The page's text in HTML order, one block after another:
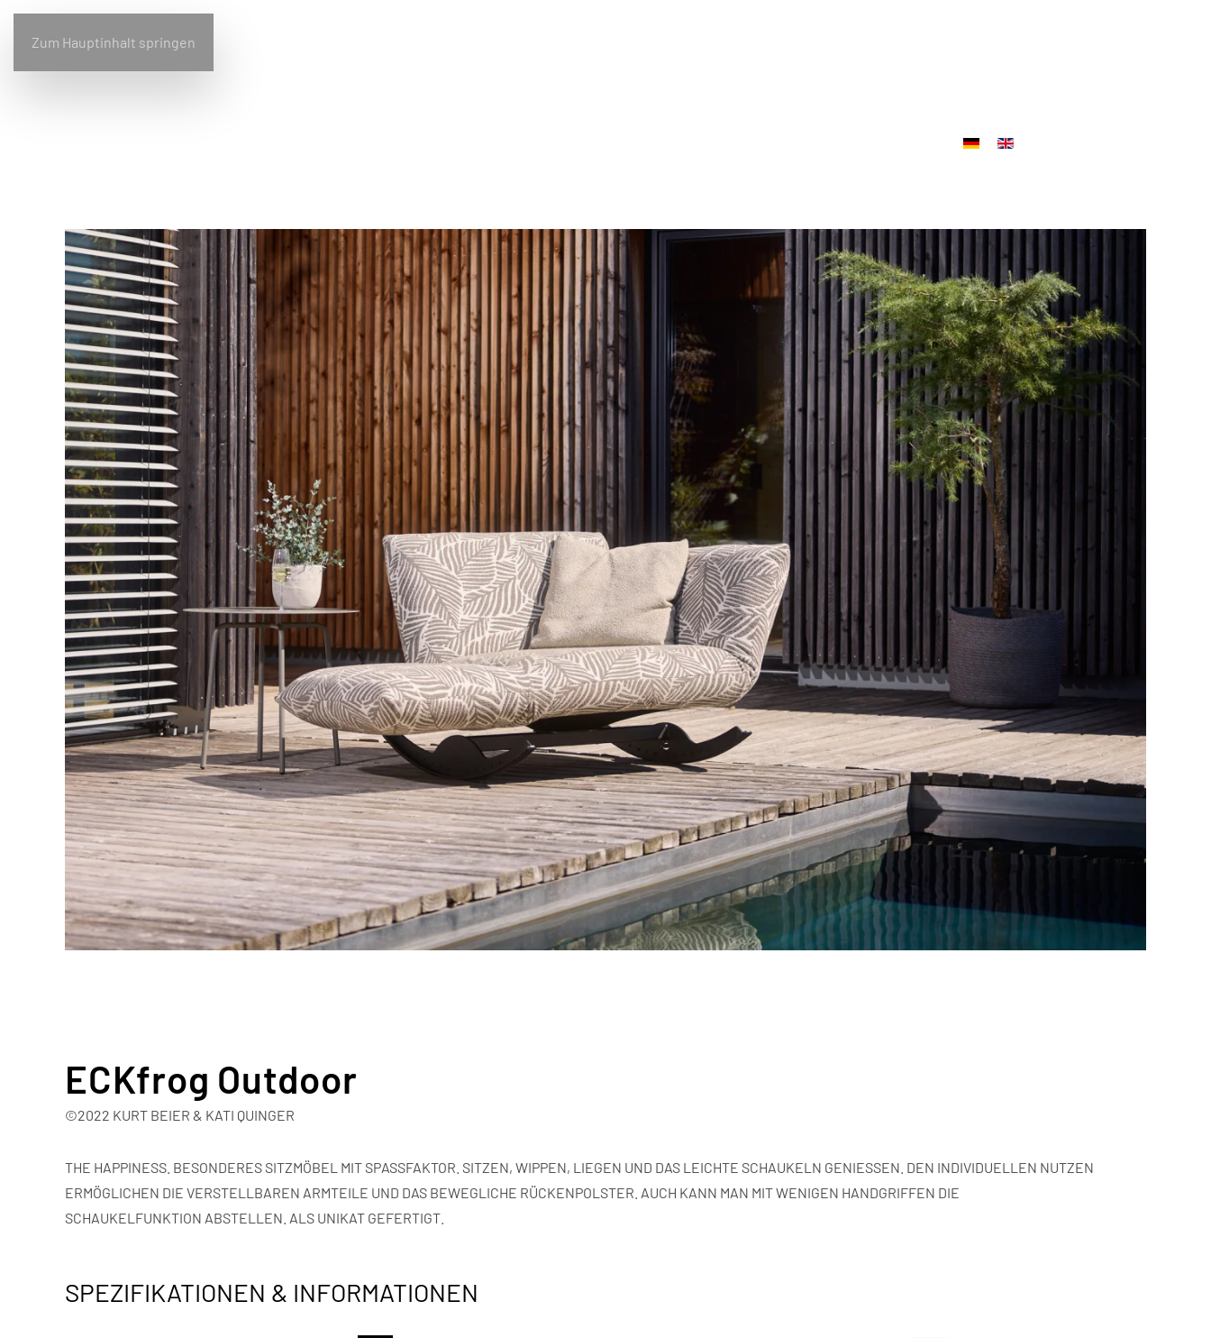
Zum Hauptinhalt springen
ECKfrog Outdoor
©2022 KURT BEIER & KATI QUINGER
THE HAPPINESS. BESONDERES SITZMÖBEL MIT SPASSFAKTOR. SITZEN, WIPPEN, LIEGEN UND DAS LEICHTE SCHAUKELN GENIESSEN. DEN INDIVIDUELLEN NUTZEN
ERMÖGLICHEN DIE VERSTELLBAREN ARMTEILE UND DAS BEWEGLICHE RÜCKENPOLSTER. AUCH KANN MAN MIT WENIGEN HANDGRIFFEN DIE
SCHAUKELFUNKTION ABSTELLEN. ALS UNIKAT GEFERTIGT.
SPEZIFIKATIONEN & INFORMATIONEN